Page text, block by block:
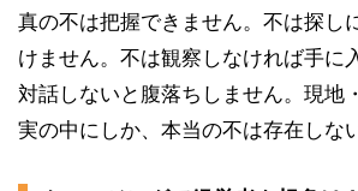
真の不は把握できません。不は探し
けません。不は観察しなければ手に
対話しないと腹落ちしません。現地
実の中にしか、本当の不は存在しな